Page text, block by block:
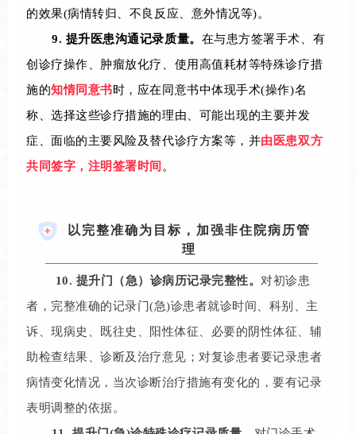
的效果(病情转归、不良反应、意外情况等)。
9. 提升医患沟通记录质量。 在与患方签署手术、有
创诊疗操作、肿瘤放化疗、使用高值耗材等特殊诊疗措
施的知情同意书时，应在同意书中体现手术(操作)名
称、选择这些诊疗措施的理由、可能出现的主要并发
症、面临的主要风险及替代诊疗方案等，并由医患双方
共同签字，注明签署时间 。
以完整准确为目标，加强非住院病历管
理
10. 提升门（急）诊病历记录完整性。 对初诊患
者，完整准确的记录门(急)诊患者就诊时间、科别、主
诉、现病史、既往史、阳性体征、必要的阴性体征、辅
助检查结果、诊断及治疗意见； 对复诊患者要记录患者
病情变化情况，当次诊断治疗措施有变化的，要有记录
表明调整的依据。